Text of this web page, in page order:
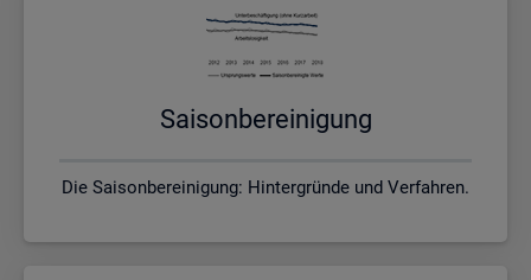
Sai­son­be­rei­ni­gung
Die Saisonbereinigung: Hintergründe und Verfahren.